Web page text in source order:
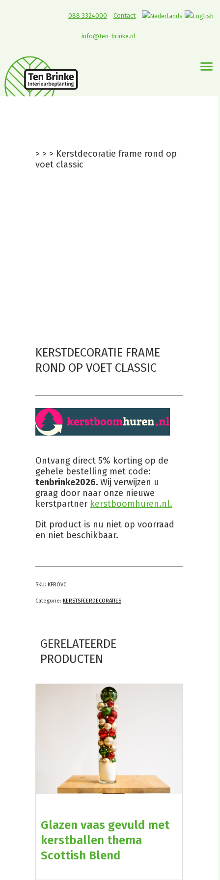
Contact
088 3324000
info@ten-brinke.nl
> > > Kerstdecoratie frame rond op
voet classic
KERSTDECORATIE FRAME
ROND OP VOET CLASSIC
Ontvang direct 5% korting op de
gehele bestelling met code:
tenbrinke2026. Wij verwijzen u
graag door naar onze nieuwe
kerstpartner kerstboomhuren.nl.
Dit product is nu niet op voorraad
en niet beschikbaar.
SKU: KFROVC
Categorie: KERSTSFEERDECORATIES
GERELATEERDE
PRODUCTEN
Glazen vaas gevuld met
kerstballen thema
Scottish Blend